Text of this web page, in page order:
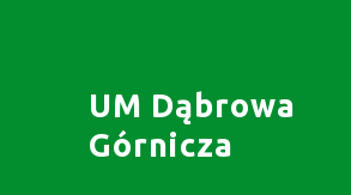
UM Dąbrowa
Górnicza